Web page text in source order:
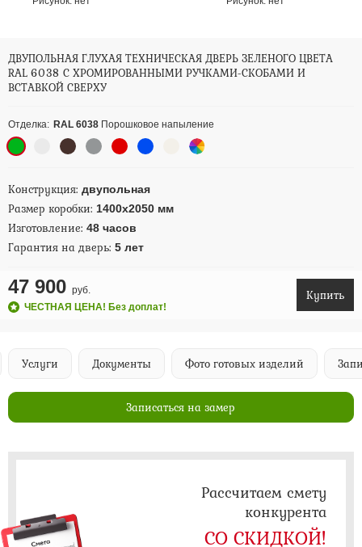
ДВУПОЛЬНАЯ ГЛУХАЯ ТЕХНИЧЕСКАЯ ДВЕРЬ ЗЕЛЕНОГО ЦВЕТА
RAL 6038 С ХРОМИРОВАННЫМИ РУЧКАМИ-СКОБАМИ И
ВСТАВКОЙ СВЕРХУ
Отделка: RAL 6038 Порошковое напыление
Конструкция: двупольная
Размер коробки: 1400х2050 мм
Изготовление: 48 часов
Гарантия на дверь: 5 лет
47 900 руб.
ЧЕСТНАЯ ЦЕНА! Без доплат!
Купить
Услуги Документы Фото готовых изделий
Записаться на замер
Рассчитаем смету
конкурента
СО СКИДКОЙ!